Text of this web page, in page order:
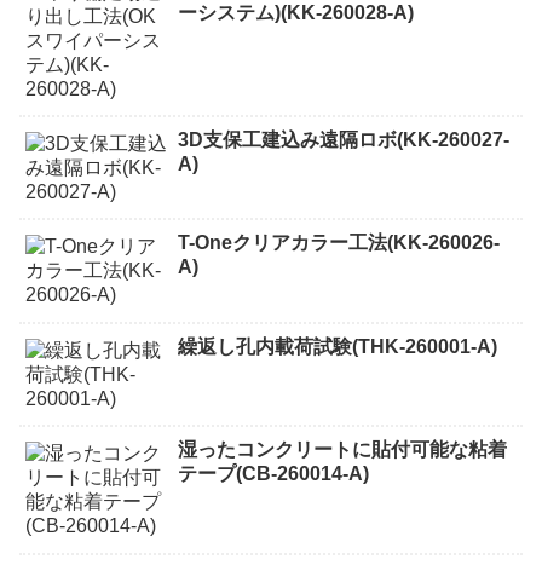
ーシステム)(KK-260028-A)
3D支保工建込み遠隔ロボ(KK-260027-
A)
T-Oneクリアカラー工法(KK-260026-
A)
繰返し孔内載荷試験(THK-260001-A)
湿ったコンクリートに貼付可能な粘着
テープ(CB-260014-A)